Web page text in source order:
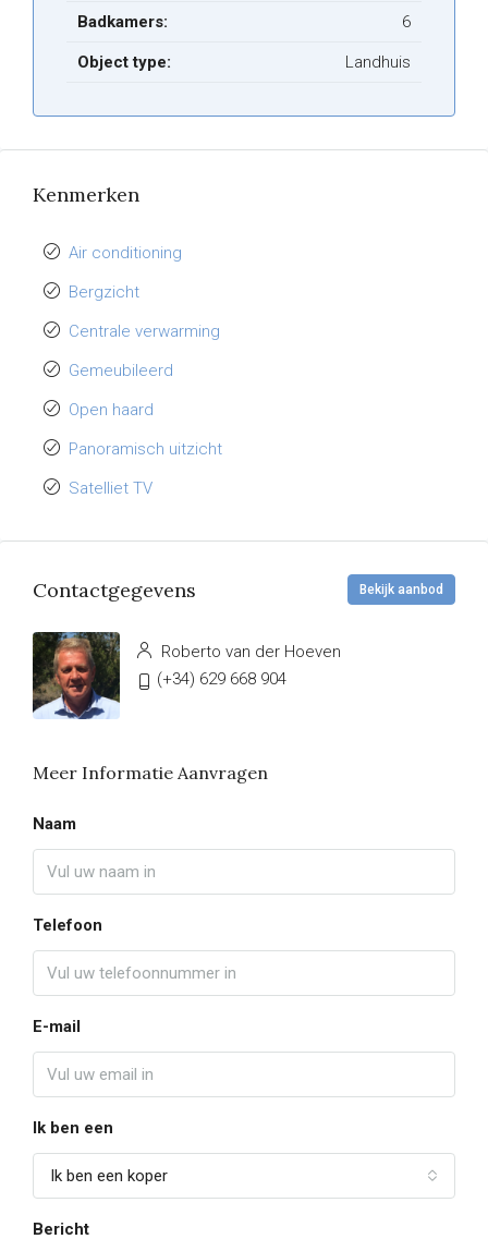
Badkamers: 6
Object type: Landhuis
Kenmerken
Air conditioning
Bergzicht
Centrale verwarming
Gemeubileerd
Open haard
Panoramisch uitzicht
Satelliet TV
Contactgegevens Bekijk aanbod
Roberto van der Hoeven
(+34) 629 668 904
Meer Informatie Aanvragen
Naam
Telefoon
E-mail
Ik ben een
Ik ben een koper
Bericht